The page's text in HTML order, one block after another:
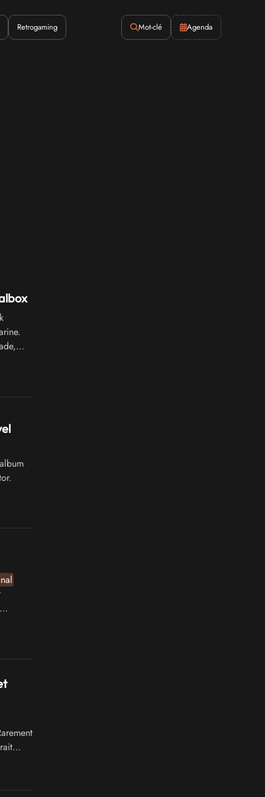
Retrogaming Mot-clé Agenda